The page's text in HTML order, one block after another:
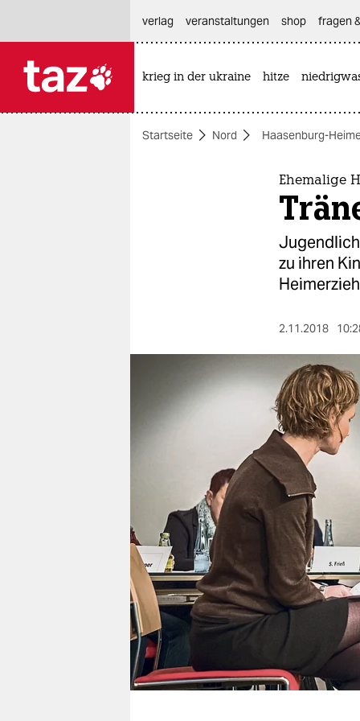
themen
nord
veranstaltungen
shop
fragen & hilfe
unterstützen
abo
genossenschaft
verlag
veranstaltungen shop fragen
krieg in der ukraine hitze
Startseite Nord Haasenburg-
Ehemalige
zu ihren
2.11.2018